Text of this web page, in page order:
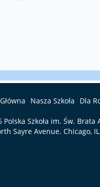
Nasza Szkoła Dla
Polska Szkoła im. Św.
Sayre Avenue. Chicago,